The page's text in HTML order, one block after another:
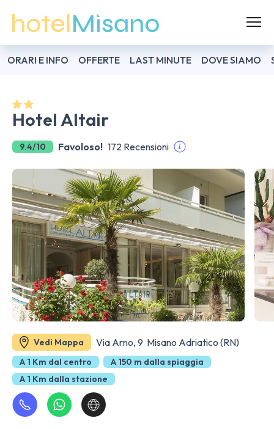
Hotel Altair
9.4/10 Favoloso! 172 Recensioni
Vedi Mappa Via Arno, 9 Misano Adriatico (RN)
A 1 Km dal centro
A 150 m dalla spiaggia
A 1 Km dalla stazione
ORARI E INFO OFFERTE LAST MINUTE DOVE SIAMO